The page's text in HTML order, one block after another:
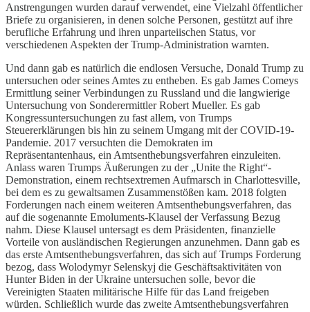
Anstrengungen wurden darauf verwendet, eine Vielzahl öffentlicher
Briefe zu organisieren, in denen solche Personen, gestützt auf ihre
berufliche Erfahrung und ihren unparteiischen Status, vor
verschiedenen Aspekten der Trump-Administration warnten.
Und dann gab es natürlich die endlosen Versuche, Donald Trump zu
untersuchen oder seines Amtes zu entheben. Es gab James Comeys
Ermittlung seiner Verbindungen zu Russland und die langwierige
Untersuchung von Sonderermittler Robert Mueller. Es gab
Kongressuntersuchungen zu fast allem, von Trumps
Steuererklärungen bis hin zu seinem Umgang mit der COVID-19-
Pandemie. 2017 versuchten die Demokraten im
Repräsentantenhaus, ein Amtsenthebungsverfahren einzuleiten.
Anlass waren Trumps Äußerungen zu der „Unite the Right“-
Demonstration, einem rechtsextremen Aufmarsch in Charlottesville,
bei dem es zu gewaltsamen Zusammenstößen kam. 2018 folgten
Forderungen nach einem weiteren Amtsenthebungsverfahren, das
auf die sogenannte Emoluments-Klausel der Verfassung Bezug
nahm. Diese Klausel untersagt es dem Präsidenten, finanzielle
Vorteile von ausländischen Regierungen anzunehmen. Dann gab es
das erste Amtsenthebungsverfahren, das sich auf Trumps Forderung
bezog, dass Wolodymyr Selenskyj die Geschäftsaktivitäten von
Hunter Biden in der Ukraine untersuchen solle, bevor die
Vereinigten Staaten militärische Hilfe für das Land freigeben
würden. Schließlich wurde das zweite Amtsenthebungsverfahren